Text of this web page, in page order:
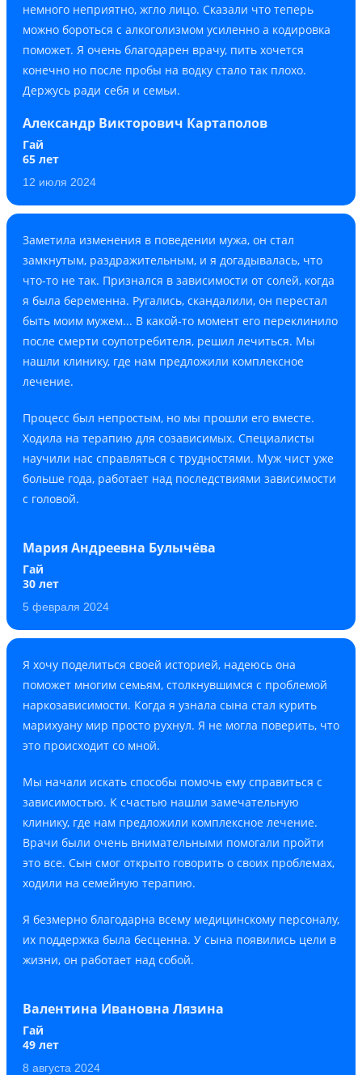
немного неприятно, жгло лицо. Сказали что теперь
можно бороться с алкоголизмом усиленно а кодировка
поможет. Я очень благодарен врачу, пить хочется
конечно но после пробы на водку стало так плохо.
Держусь ради себя и семьи.
Александр Викторович Картаполов
Гай
65 лет
12 июля 2024
Заметила изменения в поведении мужа, он стал
замкнутым, раздражительным, и я догадывалась, что
что-то не так. Признался в зависимости от солей, когда
я была беременна. Ругались, скандалили, он перестал
быть моим мужем... В какой-то момент его переклинило
после смерти соупотребителя, решил лечиться. Мы
нашли клинику, где нам предложили комплексное
лечение.
Процесс был непростым, но мы прошли его вместе.
Ходила на терапию для созависимых. Специалисты
научили нас справляться с трудностями. Муж чист уже
больше года, работает над последствиями зависимости
с головой.
Мария Андреевна Булычёва
Гай
30 лет
5 февраля 2024
Я хочу поделиться своей историей, надеюсь она
поможет многим семьям, столкнувшимся с проблемой
наркозависимости. Когда я узнала сына стал курить
марихуану мир просто рухнул. Я не могла поверить, что
это происходит со мной.
Мы начали искать способы помочь ему справиться с
зависимостью. К счастью нашли замечательную
клинику, где нам предложили комплексное лечение.
Врачи были очень внимательными помогали пройти
это все. Сын смог открыто говорить о своих проблемах,
ходили на семейную терапию.
Я безмерно благодарна всему медицинскому персоналу,
их поддержка была бесценна. У сына появились цели в
жизни, он работает над собой.
Валентина Ивановна Лязина
Гай
49 лет
8 августа 2024